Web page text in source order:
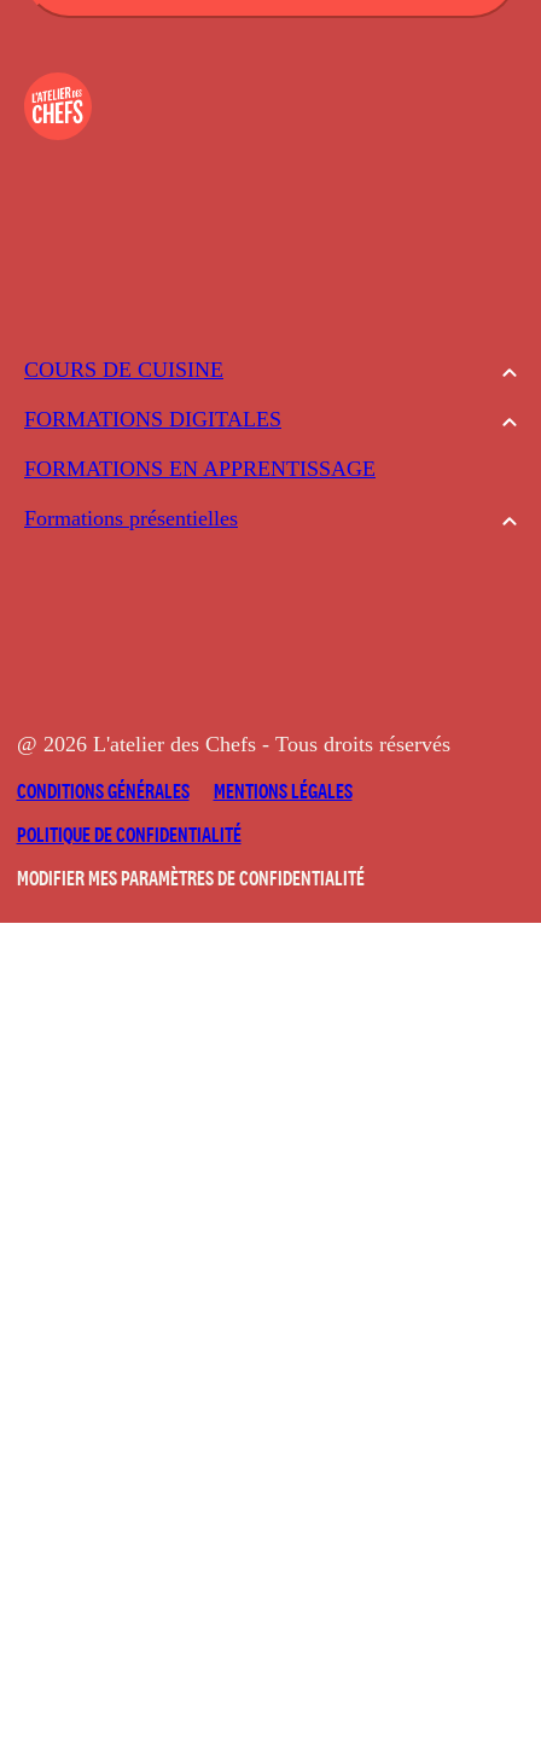
COURS DE CUISINE
FORMATIONS DIGITALES
FORMATIONS EN APPRENTISSAGE
Formations présentielles
@ 2026 L'atelier des Chefs - Tous droits réservés
CONDITIONS GÉNÉRALES
MENTIONS LÉGALES
POLITIQUE DE CONFIDENTIALITÉ
MODIFIER MES PARAMÈTRES DE CONFIDENTIALITÉ